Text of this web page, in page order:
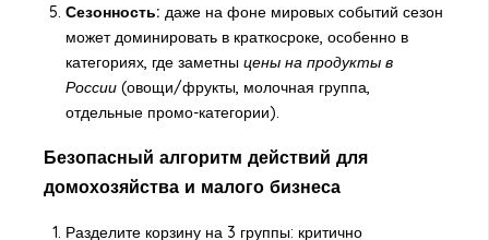
Сезонность: даже на фоне мировых событий сезон
может доминировать в краткосроке, особенно в
категориях, где заметны цены на продукты в
России(овощи/фрукты, молочная группа,
отдельные промо-категории).
Безопасный алгоритм действий для
домохозяйства и малого бизнеса
Разделите корзину на 3 группы: критично